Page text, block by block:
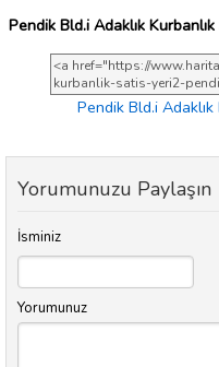
Pendik Bld.i Adaklık Kurbanlık
Pendik Bld.i Adaklık
Yorumunuzu Paylaşın
İsminiz
Yorumunuz